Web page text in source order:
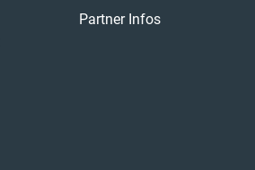
Partner Infos